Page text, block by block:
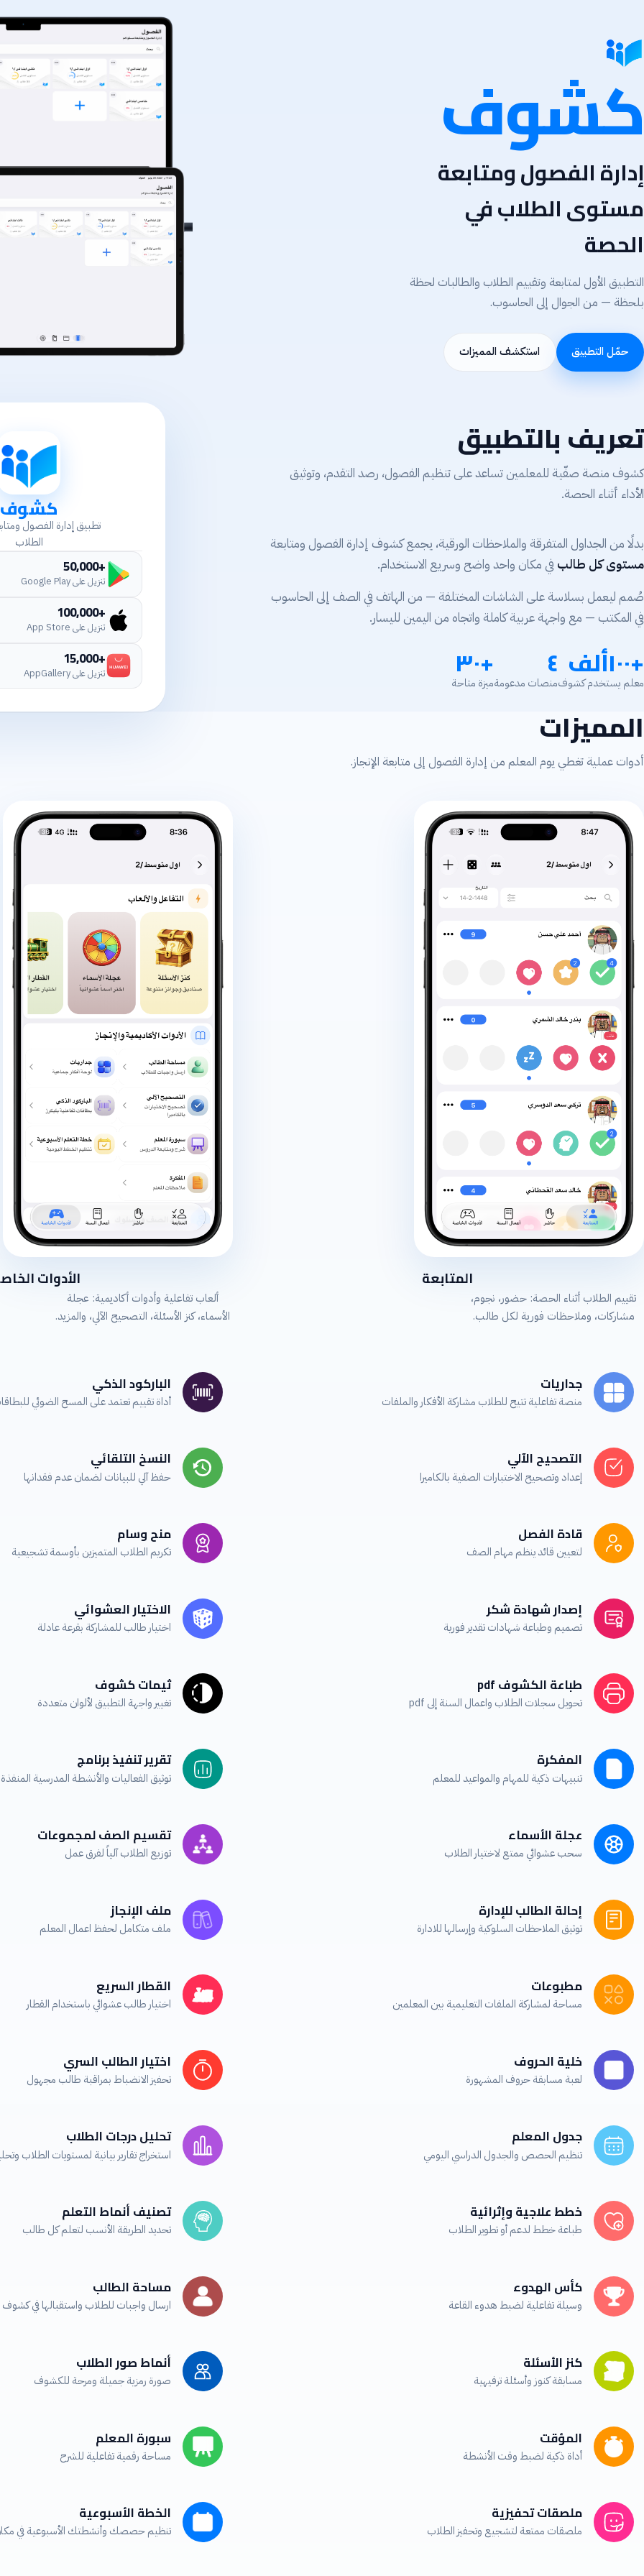
كشوف
إدارة الفصول ومتابعة
مستوى الطلاب في
الحصة
التطبيق الأول لمتابعة وتقييم الطلاب والطالبات لحظة
بلحظة — من الجوال إلى الحاسوب.
حمّل التطبيق استكشف المميزات
تعريف بالتطبيق
كشوف منصة صفّية للمعلمين تساعد على تنظيم الفصول، رصد التقدم، وتوثيق
الأداء أثناء الحصة.
بدلًا من الجداول المتفرقة والملاحظات الورقية، يجمع كشوف إدارة الفصول ومتابعة
مستوى كل طالبفي مكان واحد واضح وسريع الاستخدام.
صُمم ليعمل بسلاسة على الشاشات المختلفة — من الهاتف في الصف إلى الحاسوب
في المكتب — مع واجهة عربية كاملة واتجاه من اليمين لليسار.
+١٠٠ألف
معلم يستخدم كشوف٤
منصات مدعومة+٣٠
ميزة متاحة
كشوف
تطبيق إدارة الفصول
الطلاب
+50,000
تنزيل على Google Play
+100,000
تنزيل على App Store
+15,000
تنزيل على AppGallery
المميزات
أدوات عملية تغطي يوم المعلم من إدارة الفصول إلى متابعة الإنجاز.
المتابعة
تقييم الطلاب أثناء الحصة: حضور، نجوم،
مشاركات، وملاحظات فورية لكل طالب.
الأدوات
ألعاب تفاعلية وأدوات أكاديمية: عجلة
الأسماء، كنز الأسئلة، التصحيح الآلي، والمزيد.
جداريات
منصة تفاعلية تتيح للطلاب مشاركة الأفكار والملفات
الباركود الذكي
أداة تقييم تعتمد على المسح الضوئي
التصحيح الآلي
إعداد وتصحيح الاختبارات الصفية بالكاميرا
النسخ التلقائي
حفظ آلي للبيانات لضمان عدم فقدانها
قادة الفصل
لتعيين قائد ينظم مهام الصف
منح وسام
تكريم الطلاب المتميزين بأوسمة تشجيعية
إصدار شهادة شكر
تصميم وطباعة شهادات تقدير فورية
الاختيار العشوائي
اختيار طالب للمشاركة بقرعة عادلة
طباعة الكشوف pdf
تحويل سجلات الطلاب واعمال السنة إلى pdf
ثيمات كشوف
تغيير واجهة التطبيق لألوان متعددة
المفكرة
تنبيهات ذكية للمهام والمواعيد للمعلم
تقرير تنفيذ برنامج
توثيق الفعاليات والأنشطة المدرسية المنفذة
عجلة الأسماء
سحب عشوائي ممتع لاختيار الطلاب
تقسيم الصف لمجموعات
توزيع الطلاب آلياً لفرق عمل
إحالة الطالب للإدارة
توثيق الملاحظات السلوكية وإرسالها للادارة
ملف الإنجاز
ملف متكامل لحفظ اعمال المعلم
مطبوعات
مساحة لمشاركة الملفات التعليمية بين المعلمين
القطار السريع
اختيار طالب عشوائي باستخدام القطار
خلية الحروف
لعبة مسابقة حروف المشهورة
اختيار الطالب السري
تحفيز الانضباط بمراقبة طالب مجهول
جدول المعلم
تنظيم الحصص والجدول الدراسي اليومي
تحليل درجات الطلاب
استخراج تقارير بيانية لمستويات الطلاب
خطط علاجية وإثرائية
طباعة خطط لدعم أو تطوير الطلاب
تصنيف أنماط التعلم
تحديد الطريقة الأنسب لتعلم كل طالب
كأس الهدوء
وسيلة تفاعلية لضبط هدوء القاعة
مساحة الطالب
ارسال واجبات للطلاب واستقبالها في كشوف
كنز الأسئلة
مسابقة كنوز وأسئلة ترفيهية
أنماط صور الطلاب
صورة رمزية جميلة ومرحة للكشوف
المؤقت
أداة ذكية لضبط وقت الأنشطة
سبورة المعلم
مساحة رقمية تفاعلية للشرح
ملصقات تحفيزية
ملصقات ممتعة لتشجيع وتحفيز الطلاب
الخطة الأسبوعية
تنظيم حصصك وأنشطتك الأسبوعية في